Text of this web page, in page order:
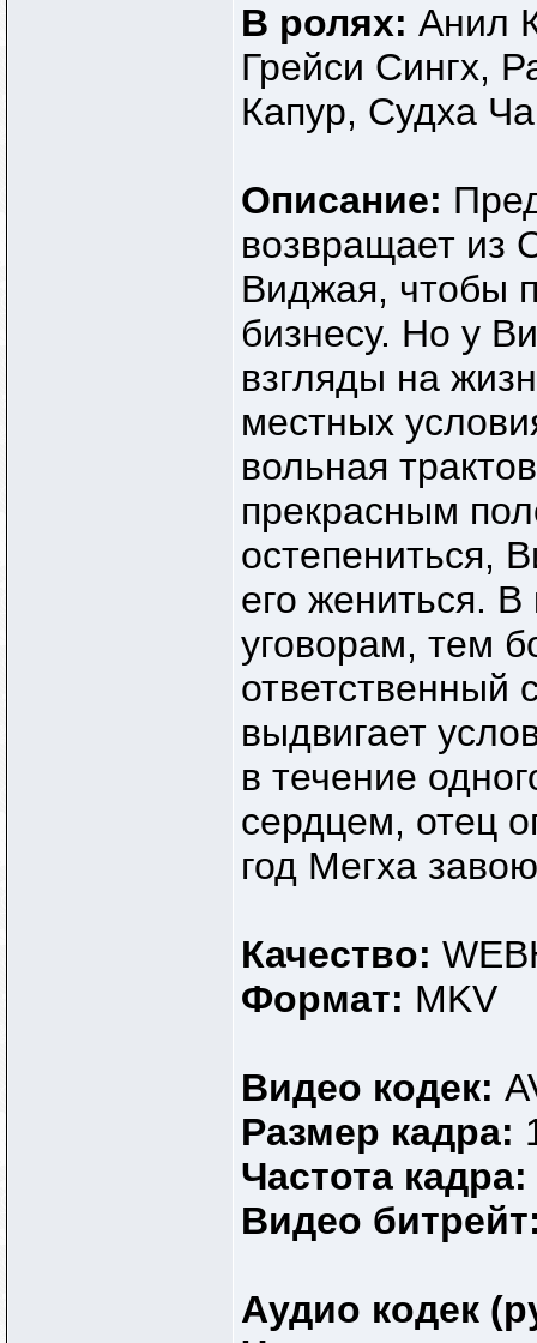
В ролях: Анил
Грейси Сингх,
Капур, Судха
Описание:
возвращает из
Виджая, чтобы
бизнесу. Но у
взгляды на
местных
вольная
прекрасным
остепениться,
его жениться.
уговорам, тем
ответственный
выдвигает
в течение
сердцем, отец
год Мегха
Качество:
Формат: MKV
Видео кодек:
Размер кадра:
Частота кадра:
Видео
Аудио кодек